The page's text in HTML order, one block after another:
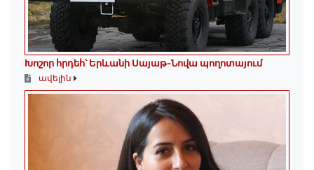
Խոշոր հրդեհ՝ Երևանի Սայաթ-Նովա պողոտայում
ավելին